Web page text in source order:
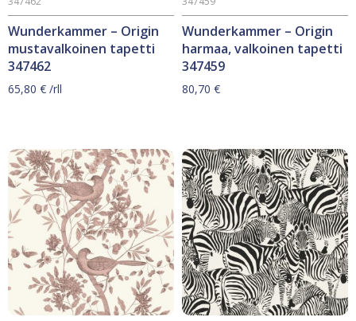
Wunderkammer – Origin
mustavalkoinen tapetti
347462
65,80 € /rll
Wunderkammer – Origin
harmaa, valkoinen tapetti
347459
80,70 €